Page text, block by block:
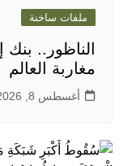
ملفات ساخنة
الناظور.. بنك
مغاربة العالم
أغسطس 8, 2026